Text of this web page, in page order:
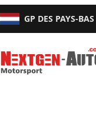
GP DES PAYS-BAS
Nextgen-Auto.com